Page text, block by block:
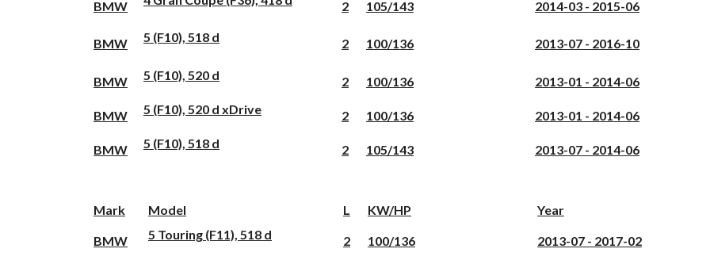
BMW
2 105/143 2014-03 - 2015-06
BMW 5 (F10), 518 d 2 100/136 2013-07 - 2016-10
BMW
5 (F10), 520 d 2 100/136 2013-01 - 2014-06
BMW 5 (F10), 520 d xDrive 2 100/136 2013-01 - 2014-06
BMW 5 (F10), 518 d 2 105/143 2013-07 - 2014-06
Mark Model L KW/HP Year
BMW 5 Touring (F11), 518 d 2 100/136 2013-07 - 2017-02